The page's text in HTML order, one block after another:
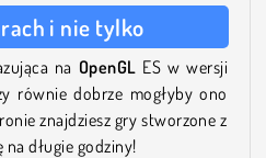
i nie tylko
na OpenGL ES w wersji
równie dobrze mogłyby ono
znajdziesz gry stworzone z
na długie godziny!